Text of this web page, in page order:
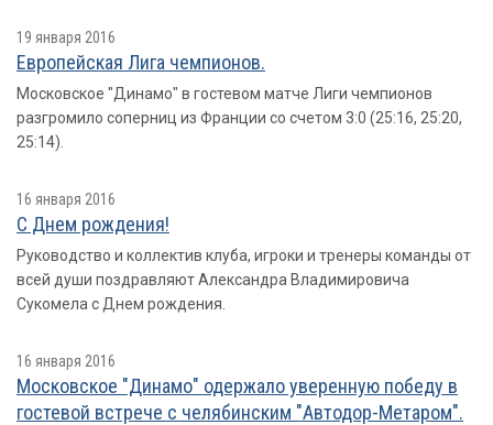
19 января 2016
Европейская Лига чемпионов.
Московское "Динамо" в гостевом матче Лиги чемпионов
разгромило соперниц из Франции со счетом 3:0 (25:16, 25:20,
25:14).
16 января 2016
С Днем рождения!
Руководство и коллектив клуба, игроки и тренеры команды от
всей души поздравляют Александра Владимировича
Сукомела с Днем рождения.
16 января 2016
Московское "Динамо" одержало уверенную победу в
гостевой встрече с челябинским "Автодор-Метаром".